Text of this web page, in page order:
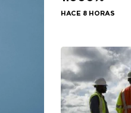
HACE 8 HORAS